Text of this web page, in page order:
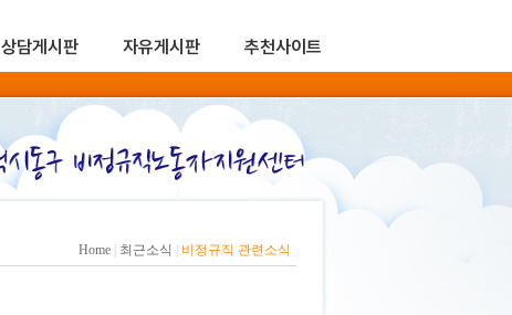
상담게시판 자유게시판 추천사이트
Home 최근소식 비정규직 관련소식